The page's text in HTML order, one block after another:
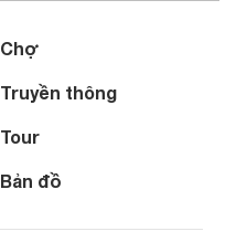
Chợ
Truyền thông
Tour
Bản đồ